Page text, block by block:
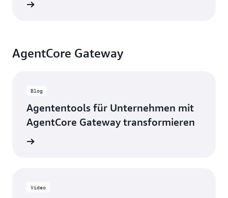
AgentCore Gateway
Blog
Agententools für Unternehmen mit
AgentCore Gateway transformieren
Video